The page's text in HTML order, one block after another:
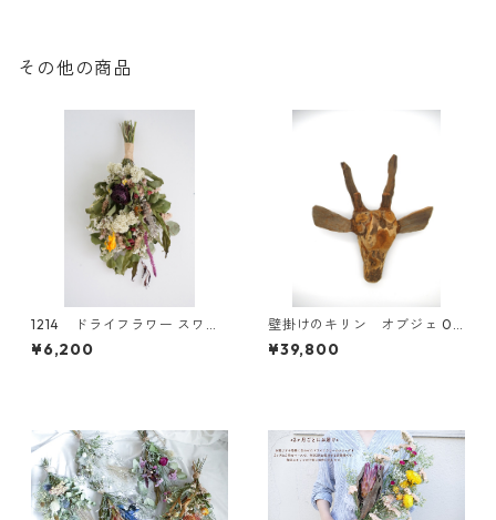
その他の商品
1214 ドライフラワー スワッ
グ
¥6,200
壁掛けのキリン オブジェ 05
0
¥39,800